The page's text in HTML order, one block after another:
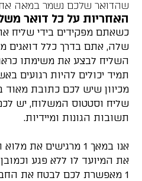
שהדואר שלכם נשמר במאה
האחריות על כל דואר
כשאתם מפקידים בידי שליח
שלה, אתם בדרך כלל דואגים
תמיד יכולים להיות רגועים
מכיוון שיש לכם כתובת מאוד
שליח וסטטוס המשלוח, יש
תשובות הגונות ומיידיות.
אנו במאך 1 מרגישים
את המיועד לו ללא פגע
1 מאפשרת לכם לבטח את